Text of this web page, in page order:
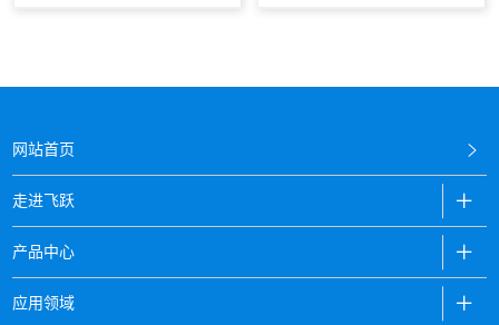
网站首页
走进飞跃
产品中心
应用领域